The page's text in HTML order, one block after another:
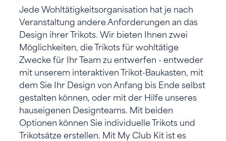
Jede Wohltätigkeitsorganisation hat je nach
Veranstaltung andere Anforderungen an das
Design ihrer Trikots. Wir bieten Ihnen zwei
Möglichkeiten, die Trikots für wohltätige
Zwecke für Ihr Team zu entwerfen - entweder
mit unserem interaktiven Trikot-Baukasten, mit
dem Sie Ihr Design von Anfang bis Ende selbst
gestalten können, oder mit der Hilfe unseres
hauseigenen Designteams. Mit beiden
Optionen können Sie individuelle Trikots und
Trikotsätze erstellen. Mit My Club Kit ist es